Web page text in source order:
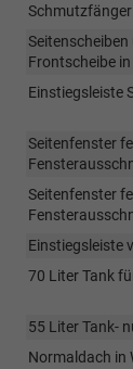
Frontscheibe
Einstiegsleiste
Seitenfenster
Seitenfenster
Einstiegsleiste
70 Liter Tank
55 Liter Tank-
Normaldach in